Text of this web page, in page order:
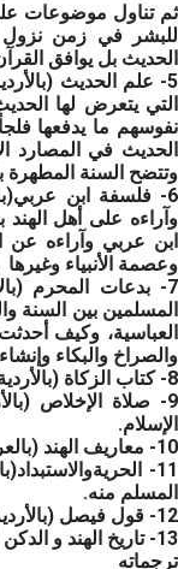
ثم تناول موضوعات
للبشر في زمن نزول
الحديث بل يوافق
5- علم الحديث
التي يتعرض لها
نفوسهم ما يدفعها
الحديث في المصارد
وتتضح السنة
6- فلسفة ابن عربي
وآراءه على أهل
ابن عربي وآراءه عن
وعصمة الأنبياء وغيرها
7- بدعات المحرم
المسلمين بين السنة
العباسية، وكيف
والصراخ والبكاء
8- كتاب الزكاة
9-
صلاة الإخلاص
الإسلام.
10-
معاريف الهند
11-
الحريةوالاستبداد
المسلم منه.
12- قول فيصل
13- تاريخ الهند و الدكن
ترجماته